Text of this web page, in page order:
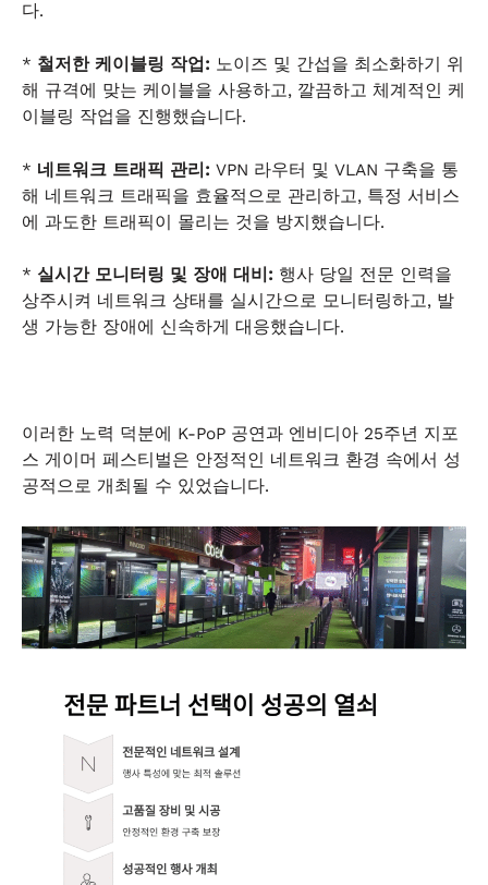
다.
* 철저한 케이블링 작업: 노이즈 및 간섭을 최소화하기 위
해 규격에 맞는 케이블을 사용하고, 깔끔하고 체계적인 케
이블링 작업을 진행했습니다.
* 네트워크 트래픽 관리: VPN 라우터 및 VLAN 구축을 통
해 네트워크 트래픽을 효율적으로 관리하고, 특정 서비스
에 과도한 트래픽이 몰리는 것을 방지했습니다.
* 실시간 모니터링 및 장애 대비: 행사 당일 전문 인력을
상주시켜 네트워크 상태를 실시간으로 모니터링하고, 발
생 가능한 장애에 신속하게 대응했습니다.
이러한 노력 덕분에 K-PoP 공연과 엔비디아 25주년 지포
스 게이머 페스티벌은 안정적인 네트워크 환경 속에서 성
공적으로 개최될 수 있었습니다.